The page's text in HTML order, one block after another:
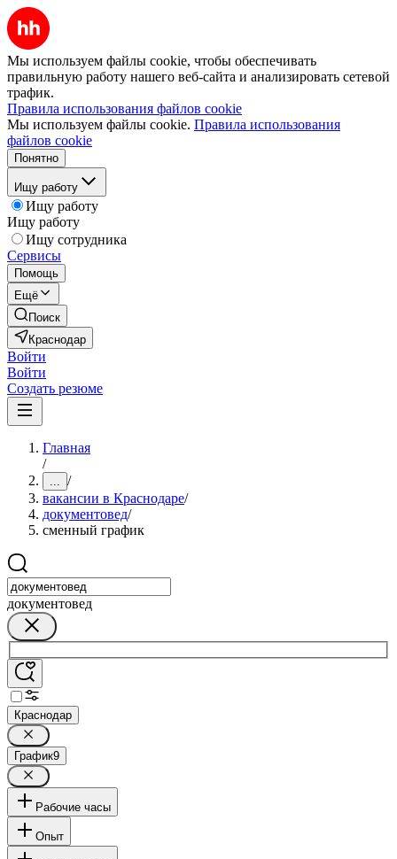
Мы используем файлы cookie, чтобы обеспечивать
правильную работу нашего веб-сайта и анализировать сетевой
трафик.
Правила использования файлов cookie
Мы используем файлы cookie. Правила использования
файлов cookie
Понятно
Ищу работу
Ищу работу
Ищу работу
Ищу сотрудника
Сервисы
Помощь
Ещё
Поиск
Краснодар
Войти
Войти
Создать резюме
Главная
/
... /
вакансии в Краснодаре/
документовед/
сменный график
документовед
Краснодар
График9
Рабочие часы
Опыт